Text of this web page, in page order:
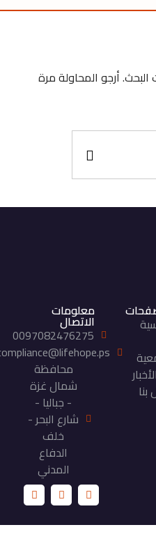
أرجو المحاولة مرة
معلومات
الاتصال
0097082476275
محافظة
شمال غزة
- جباليا -
شارع البحر -
خلف
الدفاع
المدني